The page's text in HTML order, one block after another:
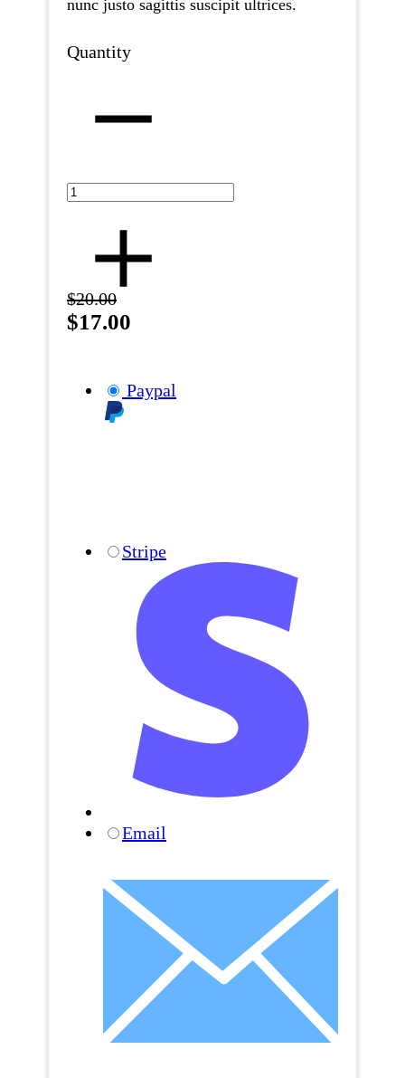
nunc justo sagittis suscipit ultrices.
Quantity
$20.00
$17.00
Paypal
Stripe
Email